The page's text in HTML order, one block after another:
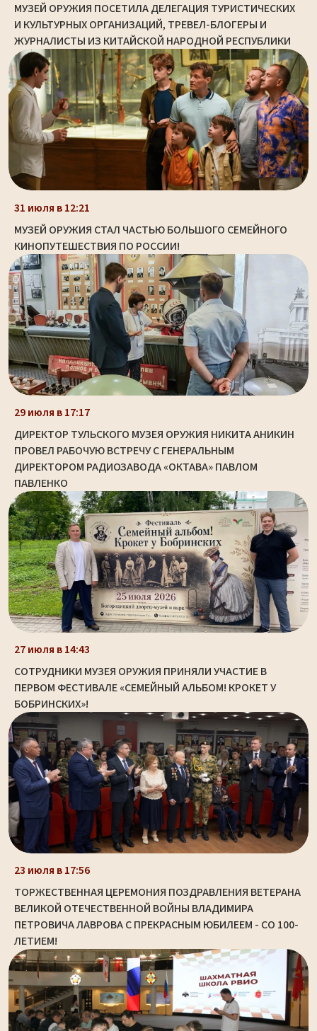
МУЗЕЙ ОРУЖИЯ ПОСЕТИЛА ДЕЛЕГАЦИЯ ТУРИСТИЧЕСКИХ
И КУЛЬТУРНЫХ ОРГАНИЗАЦИЙ, ТРЕВЕЛ-БЛОГЕРЫ И
ЖУРНАЛИСТЫ ИЗ КИТАЙСКОЙ НАРОДНОЙ РЕСПУБЛИКИ
31 июля в 12:21
МУЗЕЙ ОРУЖИЯ СТАЛ ЧАСТЬЮ БОЛЬШОГО СЕМЕЙНОГО
КИНОПУТЕШЕСТВИЯ ПО РОССИИ!
29 июля в 17:17
ДИРЕКТОР ТУЛЬСКОГО МУЗЕЯ ОРУЖИЯ НИКИТА АНИКИН
ПРОВЕЛ РАБОЧУЮ ВСТРЕЧУ С ГЕНЕРАЛЬНЫМ
ДИРЕКТОРОМ РАДИОЗАВОДА «ОКТАВА» ПАВЛОМ
ПАВЛЕНКО
27 июля в 14:43
СОТРУДНИКИ МУЗЕЯ ОРУЖИЯ ПРИНЯЛИ УЧАСТИЕ В
ПЕРВОМ ФЕСТИВАЛЕ «СЕМЕЙНЫЙ АЛЬБОМ! КРОКЕТ У
БОБРИНСКИХ»!
23 июля в 17:56
ТОРЖЕСТВЕННАЯ ЦЕРЕМОНИЯ ПОЗДРАВЛЕНИЯ ВЕТЕРАНА
ВЕЛИКОЙ ОТЕЧЕСТВЕННОЙ ВОЙНЫ ВЛАДИМИРА
ПЕТРОВИЧА ЛАВРОВА С ПРЕКРАСНЫМ ЮБИЛЕЕМ - СО 100-
ЛЕТИЕМ!